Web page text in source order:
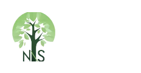
Saltar
contenido